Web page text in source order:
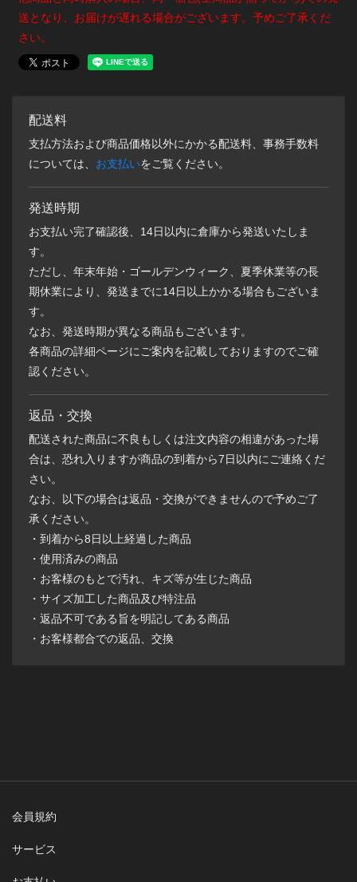
送となり、お届けが遅れる場合がございます。予めご了承くだ
さい。
配送料
支払方法および商品価格以外にかかる配送料、事務手数料
については、 お支払いをご覧ください。
発送時期
お支払い完了確認後、14日以内に倉庫から発送いたしま
す。
ただし、年末年始・ゴールデンウィーク、夏季休業等の長
期休業により、発送までに14日以上かかる場合もございま
す。
なお、発送時期が異なる商品もございます。
各商品の詳細ページにご案内を記載しておりますのでご確
認ください。
返品・交換
配送された商品に不良もしくは注文内容の相違があった場
合は、恐れ入りますが商品の到着から7日以内にご連絡くだ
さい。
なお、以下の場合は返品・交換ができませんので予めご了
承ください。
・到着から8日以上経過した商品
・使用済みの商品
・お客様のもとで汚れ、キズ等が生じた商品
・サイズ加工した商品及び特注品
・返品不可である旨を明記してある商品
・お客様都合での返品、交換
会員規約
サービス